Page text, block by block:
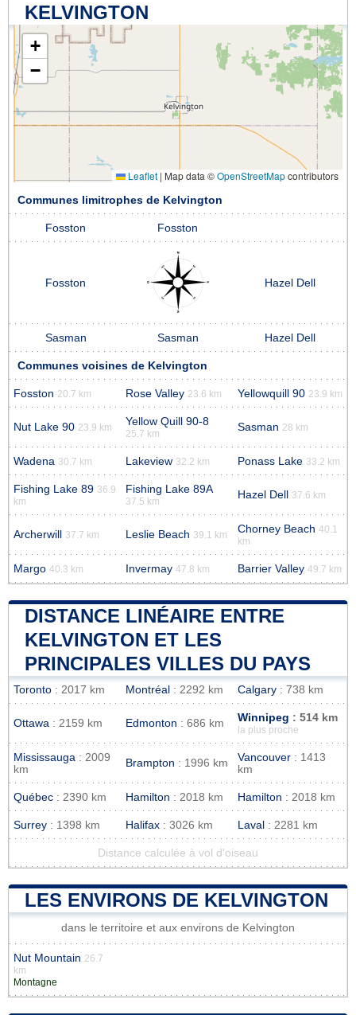
KELVINGTON
+
−
Leaflet | Map data ©OpenStreetMapcontributors
Communes limitrophes de Kelvington
Fosston Fosston
Fosston Hazel Dell
Sasman Sasman Hazel Dell
Communes voisines de Kelvington
Fosston 20.7 km Rose Valley 23.6 km Yellowquill 90 23.9 km
Nut Lake 90 23.9 km Yellow Quill 90-8
25.7 km
Sasman 28 km
Wadena 30.7 km Lakeview 32.2 km Ponass Lake 33.2 km
Fishing Lake 89 36.9
km
Fishing Lake 89A
37.5 km
Hazel Dell 37.6 km
Archerwill 37.7 km Leslie Beach 39.1 km Chorney Beach 40.1
km
Margo 40.3 km Invermay 47.8 km Barrier Valley 49.7 km
DISTANCE LINÉAIRE ENTRE
KELVINGTON ET LES
PRINCIPALES VILLES DU PAYS
Toronto : 2017 km Montréal : 2292 km Calgary : 738 km
Ottawa : 2159 km Edmonton : 686 km Winnipeg : 514 km
la plus proche
Mississauga : 2009
km
Brampton : 1996 km Vancouver : 1413
km
Québec : 2390 km Hamilton : 2018 km Hamilton : 2018 km
Surrey : 1398 km Halifax : 3026 km Laval : 2281 km
Distance calculée à vol d'oiseau
LES ENVIRONS DE KELVINGTON
dans le territoire et aux environs de Kelvington
Nut Mountain 26.7
km
Montagne